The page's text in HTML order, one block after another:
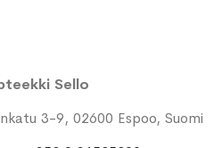
Sello
3-9, 02600 Espoo, Suomi